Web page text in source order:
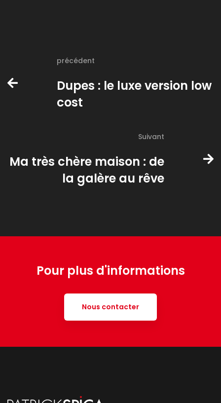
précédent
Dupes : le luxe version low
cost
Suivant
Ma très chère maison : de
la galère au rêve
Pour plus d'informations
Nous contacter